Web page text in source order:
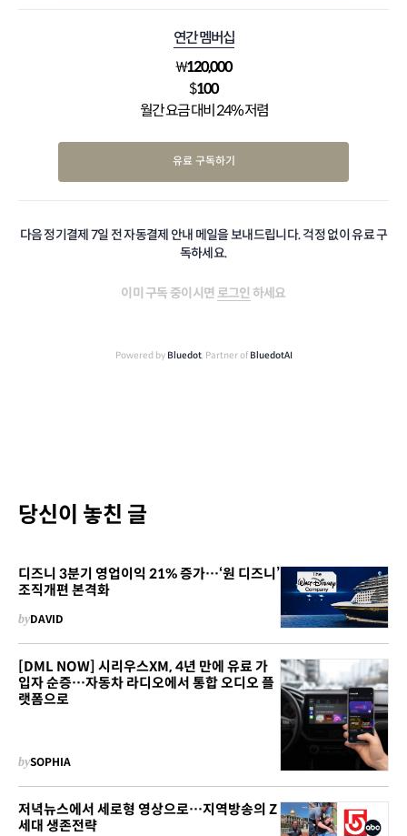
연간 멤버십
₩120,000
$100
월간 요금 대비 24% 저렴
유료 구독하기
다음 정기결제 7일 전 자동결제 안내 메일을 보내드립니다. 걱정 없이 유료 구
독하세요.
이미 구독 중이시면 로그인 하세요
Powered by Bluedot, Partner of BluedotAI
당신이 놓친 글
디즈니 3분기 영업이익 21% 증가…‘원 디즈니’
조직개편 본격화
byDAVID
[DML NOW] 시리우스XM, 4년 만에 유료 가
입자 순증…자동차 라디오에서 통합 오디오 플
랫폼으로
bySOPHIA
저녁뉴스에서 세로형 영상으로…지역방송의 Z
세대 생존전략